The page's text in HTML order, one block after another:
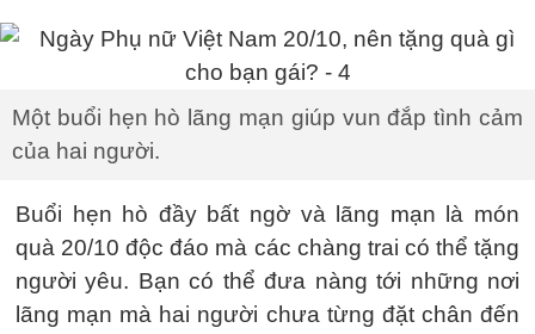
Một buổi hẹn hò lãng mạn giúp vun đắp tình cảm
của hai người.
Buổi hẹn hò đầy bất ngờ và lãng mạn là món
quà 20/10 độc đáo mà các chàng trai có thể tặng
người yêu. Bạn có thể đưa nàng tới những nơi
lãng mạn mà hai người chưa từng đặt chân đến